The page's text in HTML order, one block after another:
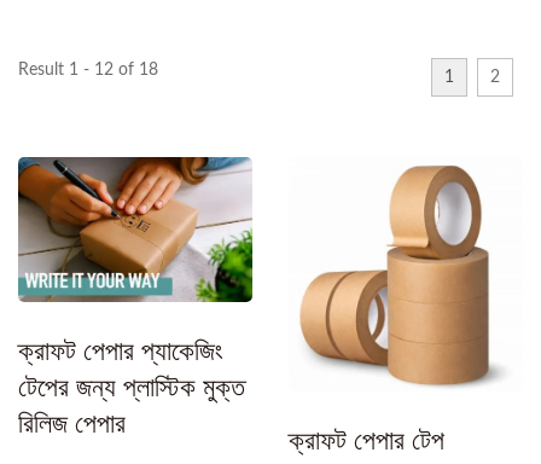
Result 1 - 12 of 18 1 2
ক্রাফট পেপার প্যাকেজিং
টেপের জন্য প্লাস্টিক মুক্ত
রিলিজ পেপার
ক্রাফট পেপার টেপ